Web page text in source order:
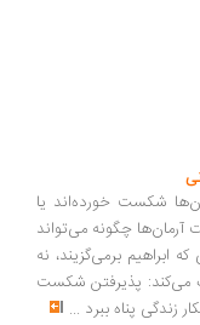
خورده‌اند یا
چگونه می‌تواند
برمی‌گزیند، نه
پذیرفتن شکست
پناه ببرد...